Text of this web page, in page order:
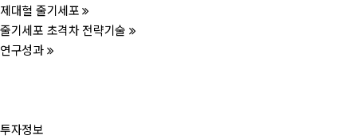
제대혈 줄기세포
줄기세포 초격차 전략기술
연구성과
투자정보